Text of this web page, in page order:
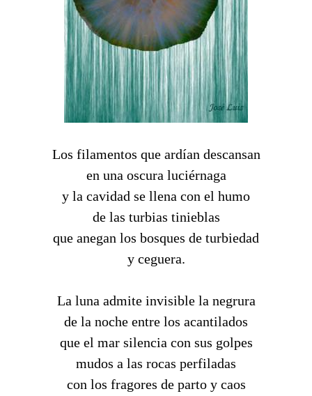
Los filamentos que ardían descansan
en una oscura luciérnaga
y la cavidad se llena con el humo
de las turbias tinieblas
que anegan los bosques de turbiedad
y ceguera.
La luna admite invisible la negrura
de la noche entre los acantilados
que el mar silencia con sus golpes
mudos a las rocas perfiladas
con los fragores de parto y caos